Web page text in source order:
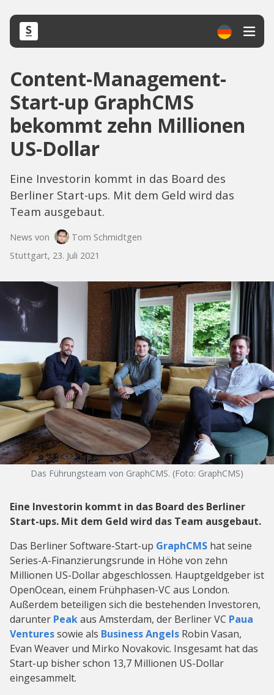
Content-Management-
Start-up GraphCMS
bekommt zehn Millionen
US-Dollar
Eine Investorin kommt in das Board des
Berliner Start-ups. Mit dem Geld wird das
Team ausgebaut.
News von
Tom Schmidtgen
Stuttgart, 23. Juli 2021
Das Führungsteam von GraphCMS. (Foto: GraphCMS)
Eine Investorin kommt in das Board des Berliner
Start-ups. Mit dem Geld wird das Team ausgebaut.
Das Berliner Software-Start-up GraphCMS hat seine
Series-A-Finanzierungsrunde in Höhe von zehn
Millionen US-Dollar abgeschlossen. Hauptgeldgeber ist
OpenOcean, einem Frühphasen-VC aus London.
Außerdem beteiligen sich die bestehenden Investoren,
darunter Peakaus Amsterdam, der Berliner VC Paua
Venturessowie als Business Angels Robin Vasan,
Evan Weaver und Mirko Novakovic. Insgesamt hat das
Start-up bisher schon 13,7 Millionen US-Dollar
eingesammelt.